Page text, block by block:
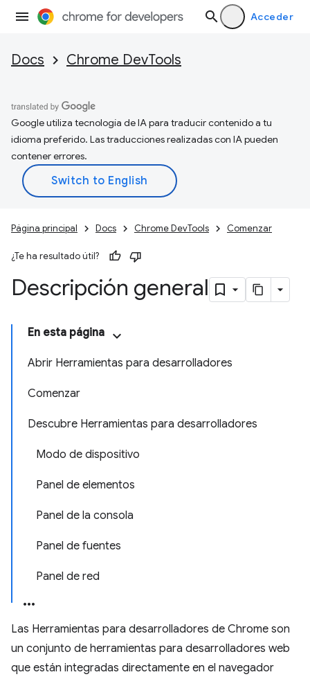
Acceder
Docs Chrome DevTools
Google utiliza tecnología de IA para traducir contenido a tu
idioma preferido. Las traducciones realizadas con IA pueden
contener errores.
Página principal Docs Chrome DevTools Comenzar
¿Te ha resultado útil?
Descripción general
En esta página
Abrir Herramientas para desarrolladores
Comenzar
Descubre Herramientas para desarrolladores
Modo de dispositivo
Panel de elementos
Panel de la consola
Panel de fuentes
Panel de red
Las Herramientas para desarrolladores de Chrome son
un conjunto de herramientas para desarrolladores web
que están integradas directamente en el navegador